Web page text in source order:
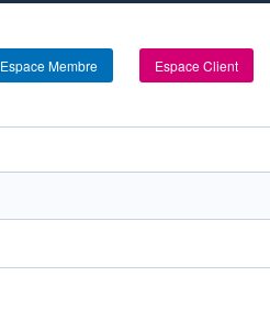
Espace Membre Espace Client